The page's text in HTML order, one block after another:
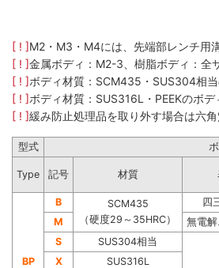
[ ! ]M2・M3・M4には、先端部レンチ用
[ ! ]金属ボディ：M2-3、樹脂ボディ：全
[ ! ]ボディ材質：SCM435​・SUS304​相
[ ! ]ボディ材質：SUS316L・PEEKのボ
[ ! ]緩み防止処理品を取り外す場合は六
型式
Type 記号 材質
BP
B
SCM435
（硬度29～35HRC）
四
M
無電
S
SUS304相当
X
SUS316L